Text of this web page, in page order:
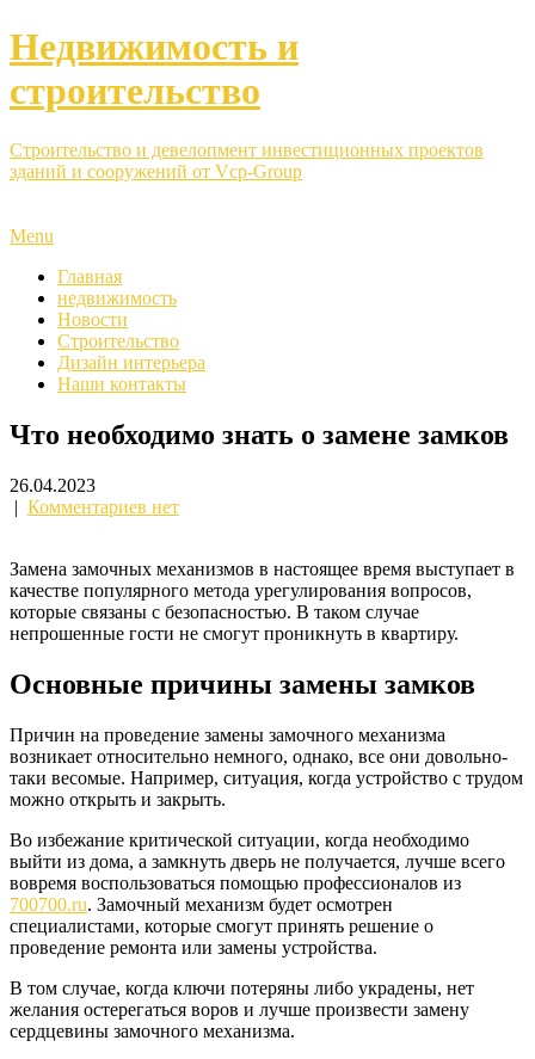
Недвижимость и
строительство
Строительство и девелопмент инвестиционных проектов
зданий и сооружений от Vcp-Group
Menu
Главная
недвижимость
Новости
Строительство
Дизайн интерьера
Наши контакты
Что необходимо знать о замене замков
26.04.2023
| Комментариев нет
Замена замочных механизмов в настоящее время выступает в
качестве популярного метода урегулирования вопросов,
которые связаны с безопасностью. В таком случае
непрошенные гости не смогут проникнуть в квартиру.
Основные причины замены замков
Причин на проведение замены замочного механизма
возникает относительно немного, однако, все они довольно-
таки весомые. Например, ситуация, когда устройство с трудом
можно открыть и закрыть.
Во избежание критической ситуации, когда необходимо
выйти из дома, а замкнуть дверь не получается, лучше всего
вовремя воспользоваться помощью профессионалов из
700700.ru. Замочный механизм будет осмотрен
специалистами, которые смогут принять решение о
проведение ремонта или замены устройства.
В том случае, когда ключи потеряны либо украдены, нет
желания остерегаться воров и лучше произвести замену
сердцевины замочного механизма.